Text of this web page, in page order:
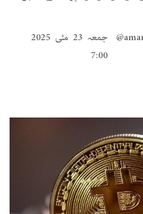
جمعہ 23 مئی 2025
7:00